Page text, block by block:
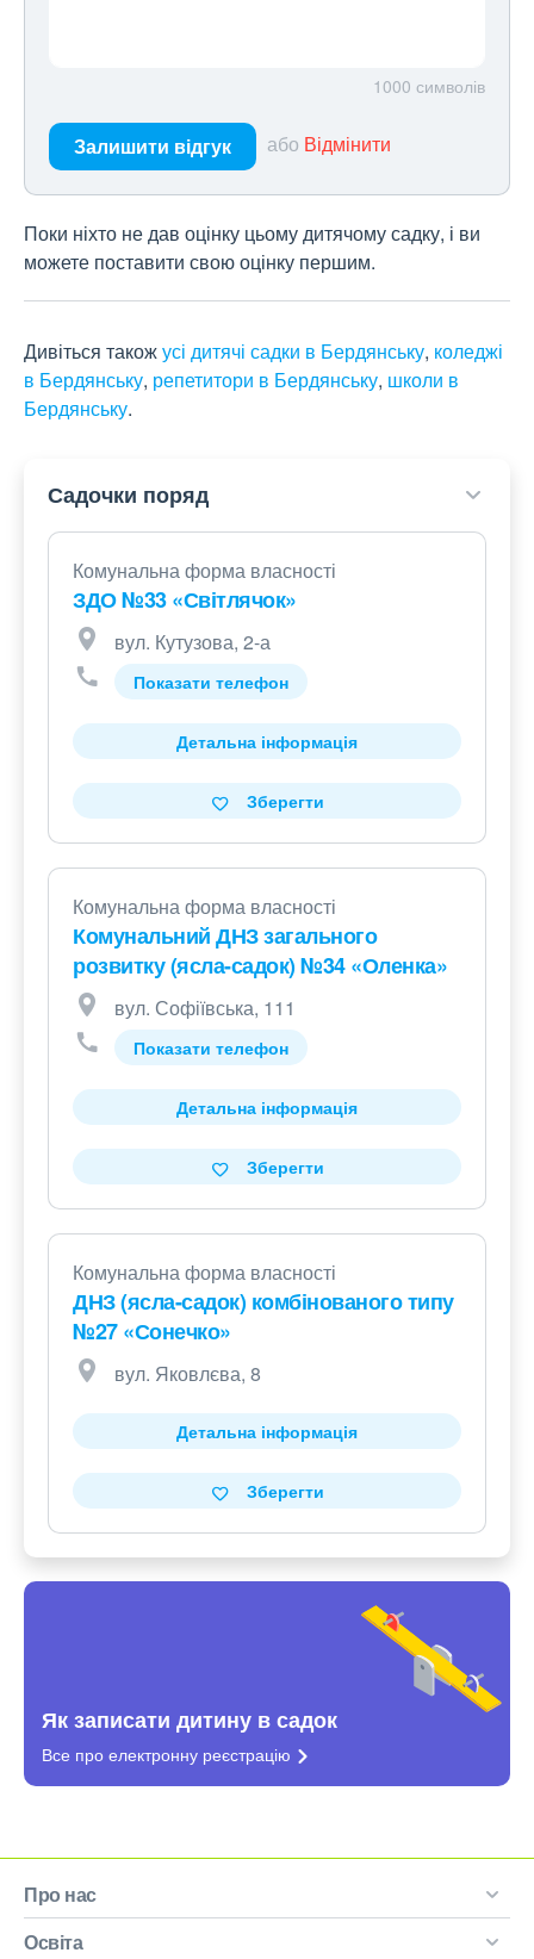
1000 символів
Залишити відгук або Відмінити
Поки ніхто не дав оцінку цьому дитячому садку, і ви
можете поставити свою оцінку першим.
Дивіться такожусі дитячі садки в Бердянську, коледжі
в Бердянську, репетитори в Бердянську, школи в
Бердянську.
Садочки поряд
Комунальна форма власності
ЗДО №33 «Світлячок»
вул. Кутузова, 2-а
Показати телефон
Детальна інформація
Зберегти
Комунальна форма власності
Комунальний ДНЗ загального
розвитку (ясла-садок) №34 «Оленка»
вул. Софіївська, 111
Показати телефон
Детальна інформація
Зберегти
Комунальна форма власності
ДНЗ (ясла-садок) комбінованого типу
№27 «Сонечко»
вул. Яковлєва, 8
Детальна інформація
Зберегти
Як записати дитину в садок
Все про електронну реєстрацію
Про нас
Освіта